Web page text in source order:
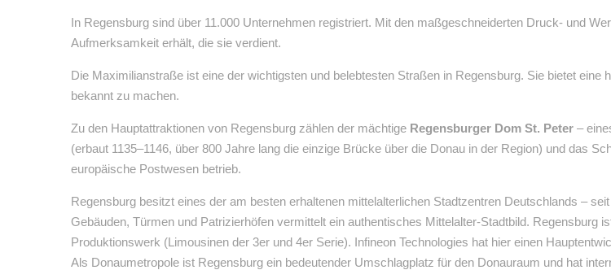
In Regensburg sind über 11.000 Unternehmen registriert. Mit den maßgeschneiderten Druck- und
Aufmerksamkeit erhält, die sie verdient.
Die Maximilianstraße ist eine der wichtigsten und belebtesten Straßen in Regensburg. Sie bietet
bekannt zu machen.
Zu den Hauptattraktionen von Regensburg zählen der mächtige Regensburger Dom St. Peter –
(erbaut 1135–1146, über 800 Jahre lang die einzige Brücke über die Donau in der Region) und das
europäische Postwesen betrieb.
Regensburg besitzt eines der am besten erhaltenen mittelalterlichen Stadtzentren Deutschlands –
Gebäuden, Türmen und Patrizierhöfen vermittelt ein authentisches Mittelalter-Stadtbild.
Produktionswerk (Limousinen der 3er und 4er Serie). Infineon Technologies hat hier einen
Als Donaumetropole ist Regensburg ein bedeutender Umschlagplatz für den Donauraum und hat